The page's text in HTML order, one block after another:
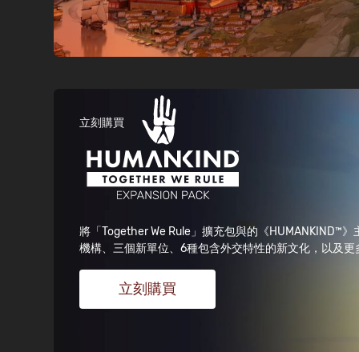
立刻購買
將「Together We Rule」擴充包與的《HUMANKIND™
機構、三個新單位、6種包含外交特性的新文化，以及更
立刻購買